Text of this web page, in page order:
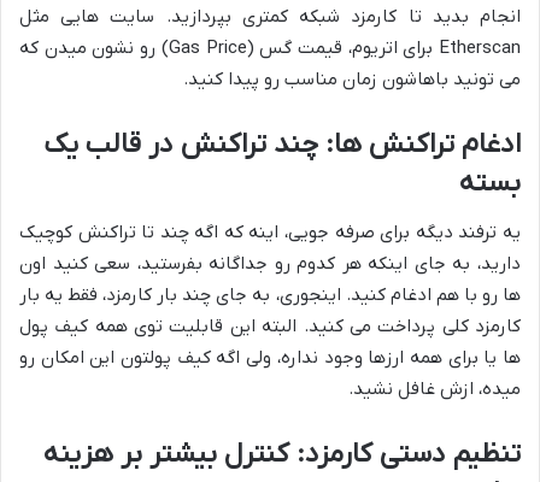
انجام بدید تا کارمزد شبکه کمتری بپردازید. سایت هایی مثل
Etherscan برای اتریوم، قیمت گس (Gas Price) رو نشون میدن که
می تونید باهاشون زمان مناسب رو پیدا کنید.
ادغام تراکنش ها: چند تراکنش در قالب یک
بسته
یه ترفند دیگه برای صرفه جویی، اینه که اگه چند تا تراکنش کوچیک
دارید، به جای اینکه هر کدوم رو جداگانه بفرستید، سعی کنید اون
ها رو با هم ادغام کنید. اینجوری، به جای چند بار کارمزد، فقط یه بار
کارمزد کلی پرداخت می کنید. البته این قابلیت توی همه کیف پول
ها یا برای همه ارزها وجود نداره، ولی اگه کیف پولتون این امکان رو
میده، ازش غافل نشید.
تنظیم دستی کارمزد: کنترل بیشتر بر هزینه